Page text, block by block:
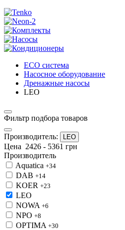
ECO система
Насосное оборудование
Дренажные насосы
LEO
Фильтр подбора товаров
Производитель: LEO
Цена 2426 - 5361 грн
Производитель
Aquatica +34
DAB +14
KOER +23
LEO
NOWA +6
NPO +8
OPTIMA +30